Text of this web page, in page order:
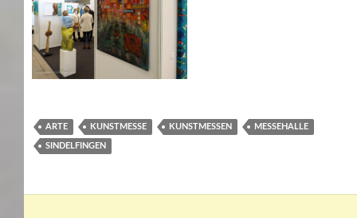
ARTE KUNSTMESSE KUNSTMESSEN MESSEHALLE
SINDELFINGEN